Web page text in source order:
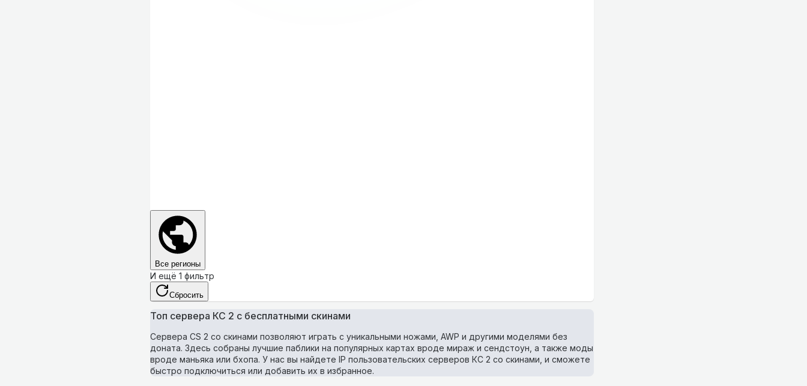
Все регионы
И ещё 1 фильтр
Сбросить
Топ сервера КС 2 с бесплатными скинами
Сервера CS 2 со скинами позволяют играть с уникальными ножами, AWP и другими моделями без
доната. Здесь собраны лучшие паблики на популярных картах вроде мираж и сендстоун, а также моды
вроде маньяка или бхопа. У нас вы найдете IP пользовательских серверов КС 2 со скинами, и сможете
быстро подключиться или добавить их в избранное.